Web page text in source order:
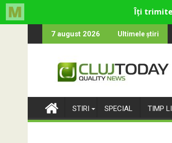
to
7 august 2026 Ultimele știri
și de divertisment din Cluj-Napoca
o întrebare
STIRI SPECIAL TIMP